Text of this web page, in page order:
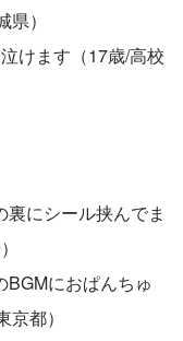
）
けます（17歳/高校
裏にシール挟んでま
BGMにおぱんちゅ
都）